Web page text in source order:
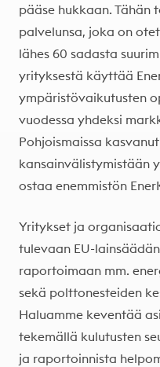
pääse hukkaan. Tähän
palvelunsa, joka on
lähes 60 sadasta
yrityksestä käyttää
ympäristövaikutusten
vuodessa yhdeksi
Pohjoismaissa
kansainvälistymistään
ostaa enemmistön
Yritykset ja
tulevaan EU-
raportoimaan mm.
sekä polttonesteiden
Haluamme keventää
tekemällä kulutusten
ja raportoinnista